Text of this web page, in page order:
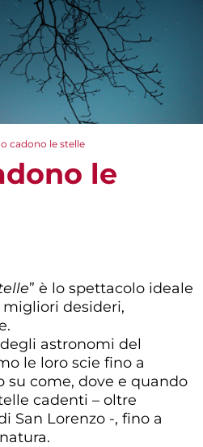
cadono le stelle
le
” è lo spettacolo ideale
desideri,
astronomi del
le loro scie fino a
come, dove e quando
cadenti – oltre
San Lorenzo -, fino a